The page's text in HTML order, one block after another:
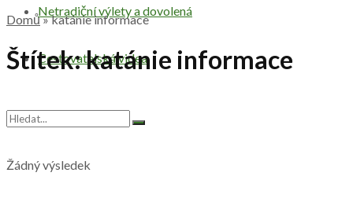
Netradiční výlety a dovolená
Cestovatelská videa
Žádný výsledek
Domů»katánie informace
Štítek:katánie informace